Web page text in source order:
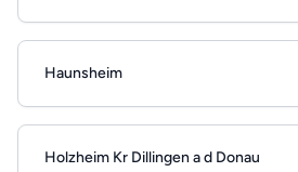
Haunsheim
Holzheim Kr Dillingen a d Donau